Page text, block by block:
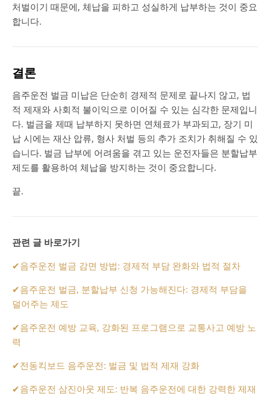
처벌이기 때문에, 체납을 피하고 성실하게 납부하는 것이 중요
합니다.
결론
음주운전 벌금 미납은 단순히 경제적 문제로 끝나지 않고, 법
적 제재와 사회적 불이익으로 이어질 수 있는 심각한 문제입니
다. 벌금을 제때 납부하지 못하면 연체료가 부과되고, 장기 미
납 시에는 재산 압류, 형사 처벌 등의 추가 조치가 취해질 수 있
습니다. 벌금 납부에 어려움을 겪고 있는 운전자들은 분할납부
제도를 활용하여 체납을 방지하는 것이 중요합니다.
끝.
관련 글 바로가기
✔음주운전 벌금 감면 방법: 경제적 부담 완화와 법적 절차
✔음주운전 벌금, 분할납부 신청 가능해진다: 경제적 부담을
덜어주는 제도
✔음주운전 예방 교육, 강화된 프로그램으로 교통사고 예방 노
력
✔전동킥보드 음주운전: 벌금 및 법적 제재 강화
✔음주운전 삼진아웃 제도: 반복 음주운전에 대한 강력한 제재